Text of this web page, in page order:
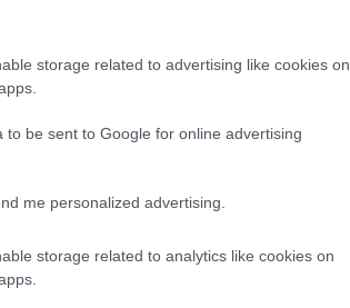
storage related to advertising like cookies on
to be sent to Google for online advertising
me personalized advertising.
storage related to analytics like cookies on